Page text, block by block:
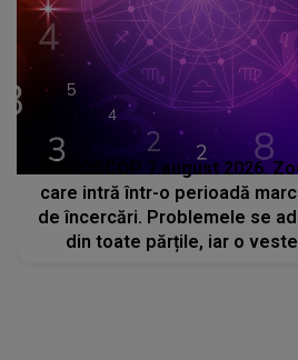
HOROSCOP 7 august 2026.
care intră într-o perioadă
de încercări. Problemele se
din toate părțile, iar o veste